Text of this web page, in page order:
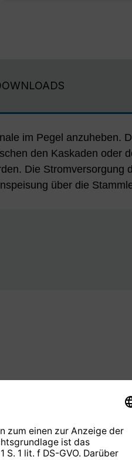
im Pegel anzuheben.
den Kaskaden oder
Die Stromversorgung
über die